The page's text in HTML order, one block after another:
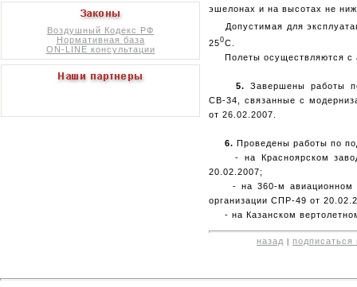
Воздушный Кодекс РФ
Нормативная база
ON-LINE консультации
эшелонах и на высотах не
Допустимая для
250С.
Полеты осуществляются с
5.
Завершены работы
СВ-34, связанные с
от 26.02.2007.
6. Проведены работы по
- на Красноярском
20.02.2007;
- на 360-м авиационном
организации СПР-49 от
- на Казанском
назад подписаться